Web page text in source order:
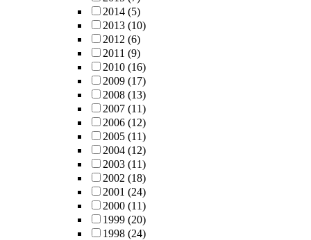
2014 (5)
2013 (10)
2012 (6)
2011 (9)
2010 (16)
2009 (17)
2008 (13)
2007 (11)
2006 (12)
2005 (11)
2004 (12)
2003 (11)
2002 (18)
2001 (24)
2000 (11)
1999 (20)
1998 (24)